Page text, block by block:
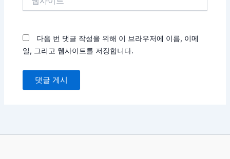
다음 번 댓글 작성을 위해 이 브라우저에 이름, 이메
일, 그리고 웹사이트를 저장합니다.